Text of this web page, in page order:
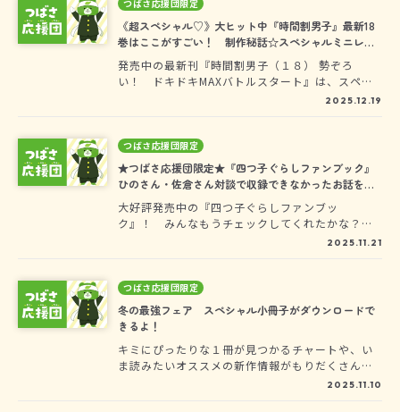
のみんなだけに、本文イラストのカラー版を大公
開！どんな場面なのか……は、ぜひ新刊をチェッ
クしてね！
つばさ応援団限定
《超スペシャル♡》大ヒット中『時間割男子』最新18
巻はここがすごい！ 制作秘話☆スペシャルミニレポ
ート公開
発売中の最新刊『時間割男子（１８） 勢ぞろ
い！ ドキドキMAXバトルスタート』は、スペシ
ャルすぎて超話題！この巻でシリーズ累計90万部
この記事では、18巻のここだけのレポを紹介する
よ♪これから買う人も、もう買ったよって人も、
チェックしてね～！
2025.12.19
つばさ応援団限定
★つばさ応援団限定★『四つ子ぐらしファンブック』
ひのさん・佐倉さん対談で収録できなかったお話を大
公開！
大好評発売中の『四つ子ぐらしファンブッ
ク』！ みんなもうチェックしてくれたかな？フ
ァンブックは、ここだけでしか読めない特別な小
ど、楽しいページでもりだくさん！今回は、応援
団限定で、ひのひまりさん・佐倉おりこさんのフ
ァンブック未収録の対談を掲載しちゃいます！
ファンブックとあわせて読めば、さらに楽しめち
ゃうことまちがいなし☆ぜひチェックしてね！
2025.11.21
つばさ応援団限定
冬の最強フェア スペシャル小冊子がダウンロードで
きるよ！
キミにぴったりな１冊が見つかるチャートや、い
ま読みたいオススメの新作情報がもりだくさん♪
つばさ文庫の「冬の最強フェア」スペシャル小冊
2025.11.10